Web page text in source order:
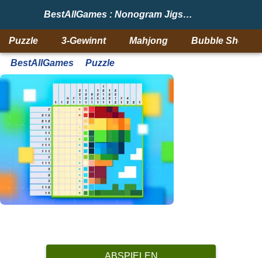
BestAllGames : Nonogram Jigsaw
Puzzle 3-Gewinnt Mahjong Bubble Shooter
BestAllGames Puzzle